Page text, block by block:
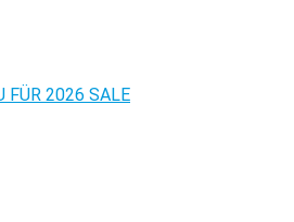
FÜR 2026 SALE